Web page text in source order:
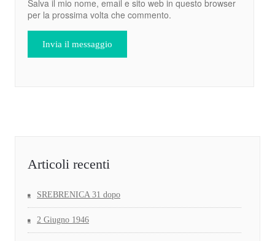
Salva il mio nome, email e sito web in questo browser
per la prossima volta che commento.
Articoli recenti
SREBRENICA 31 dopo
2 Giugno 1946